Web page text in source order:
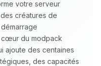
votre serveur
créatures de
cœur du modpack
ajoute des centaines
des capacités